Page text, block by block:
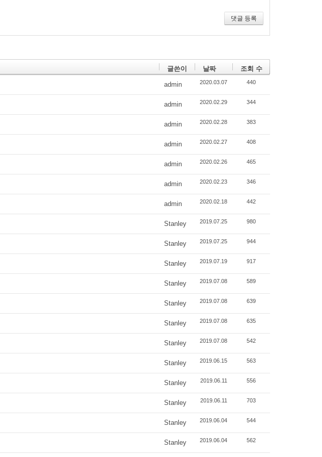
댓글 등록
글쓴이 날짜 조회 수
admin 2020.03.07 440
admin 2020.02.29 344
admin 2020.02.28 383
admin 2020.02.27 408
admin 2020.02.26 465
admin 2020.02.23 346
admin 2020.02.18 442
Stanley 2019.07.25 980
Stanley 2019.07.25 944
Stanley 2019.07.19 917
Stanley 2019.07.08 589
Stanley 2019.07.08 639
Stanley 2019.07.08 635
Stanley 2019.07.08 542
Stanley 2019.06.15 563
Stanley 2019.06.11 556
Stanley 2019.06.11 703
Stanley 2019.06.04 544
Stanley 2019.06.04 562